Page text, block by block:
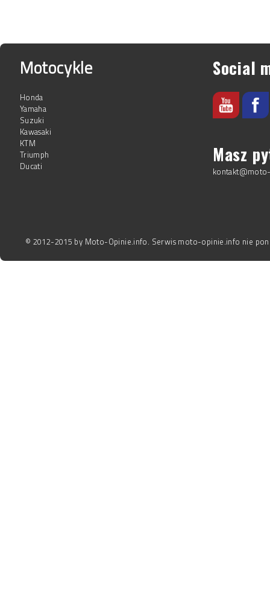
Motocykle
Honda
Yamaha
Suzuki
Kawasaki
KTM
Triumph
Ducati
Social
Masz
© 2012-2015 by Moto-Opinie.info. Serwis moto-opinie.info nie